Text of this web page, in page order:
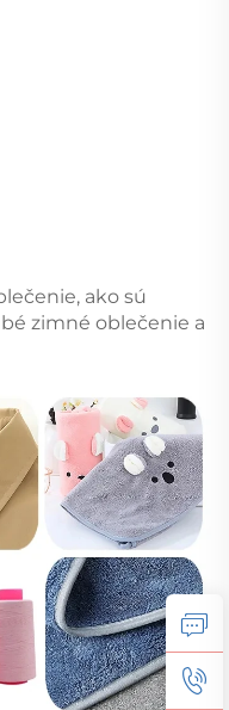
ako sú
zimné oblečenie a